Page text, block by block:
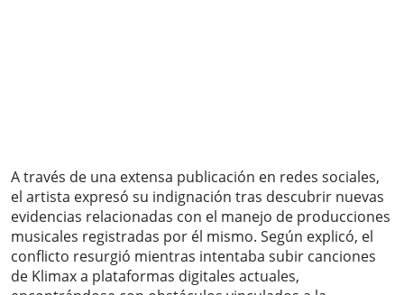
A través de una extensa publicación en redes sociales,
el artista expresó su indignación tras descubrir nuevas
evidencias relacionadas con el manejo de producciones
musicales registradas por él mismo. Según explicó, el
conflicto resurgió mientras intentaba subir canciones
de Klimax a plataformas digitales actuales,